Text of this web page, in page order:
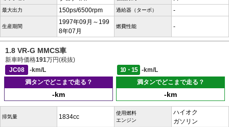
最大出力 150ps/6500rpm 過給器（ターボ） -
生産期間
1997年09月～199
8年07月
燃費性能 -
1.8 VR-G MMCS車
新車時価格191万円(税抜)
JC08
-km/L 10・15
-km/L
満タンでどこまで走る？
-km
満タンでどこまで走る？
-km
排気量 1834cc
使用燃料
エンジン
ハイオク
ガソリン